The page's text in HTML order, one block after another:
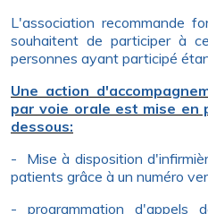
L'association recommande
souhaitent de participer à
personnes ayant participé
Une action
par voie orale est mise en
dessous:
- Mise à disposition
patients grâce à un numéro
- programmation d'appels